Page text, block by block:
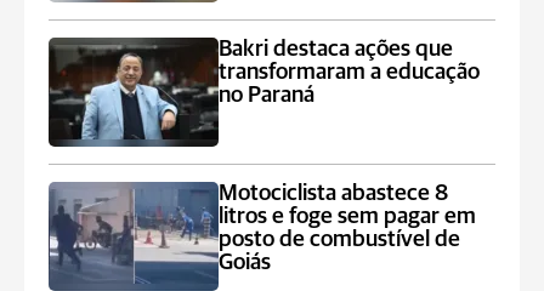
Bakri destaca ações que
transformaram a educação
no Paraná
Motociclista abastece 8
litros e foge sem pagar em
posto de combustível de
Goiás